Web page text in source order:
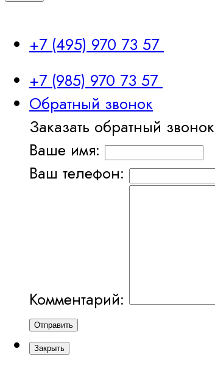
+7 (495) 970 73 57
+7 (985) 970 73 57
Обратный звонок
Заказать обратный звонок
Ваше имя:
Ваш телефон:
Комментарий:
Отправить
Закрыть